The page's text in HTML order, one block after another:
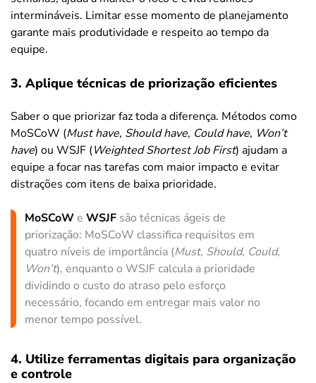
intermináveis. Limitar esse momento de planejamento
garante mais produtividade e respeito ao tempo da
equipe.
3. Aplique técnicas de priorização eficientes
Saber o que priorizar faz toda a diferença. Métodos como
MoSCoW (Must have, Should have, Could have, Won’t
have) ou WSJF (Weighted Shortest Job First) ajudam a
equipe a focar nas tarefas com maior impacto e evitar
distrações com itens de baixa prioridade.
MoSCoWe WSJF são técnicas ágeis de
priorização: MoSCoW classifica requisitos em
quatro níveis de importância (Must, Should, Could,
Won’t), enquanto o WSJF calcula a prioridade
dividindo o custo do atraso pelo esforço
necessário, focando em entregar mais valor no
menor tempo possível.
4. Utilize ferramentas digitais para organização
e controle